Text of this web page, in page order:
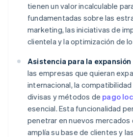
tienen un valor incalculable
fundamentadas sobre las
marketing, las iniciativas de
clientela y la optimización de
Asistencia para la
las empresas que quieran
internacional, la
divisas y métodos de pago
esencial. Esta funcionalidad
penetrar en nuevos mercados
amplía su base de clientes y